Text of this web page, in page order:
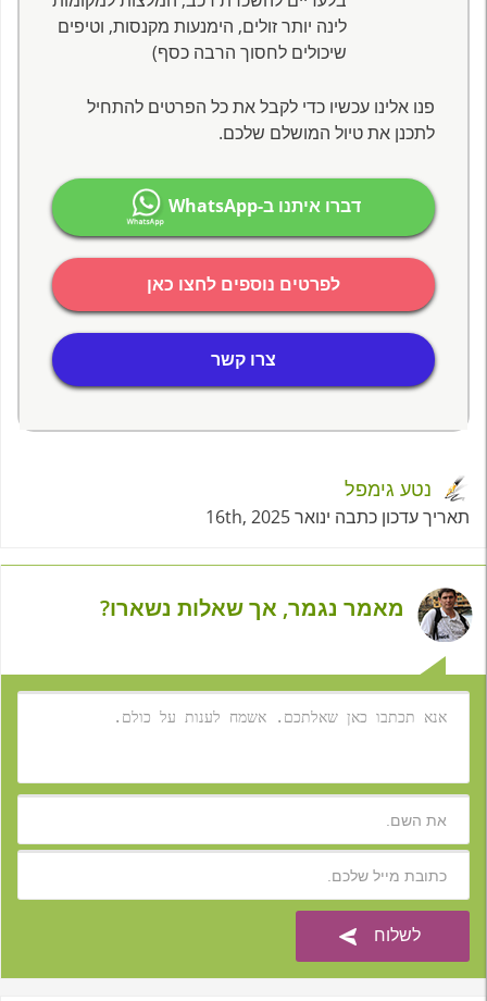
לינה יותר זולים, הימנעות מקנסות, וטיפים
שיכולים לחסוך הרבה כסף)
פנו אלינו עכשיו כדי לקבל את כל הפרטים להתחיל
לתכנן את טיול המושלם שלכם.
דברו איתנו ב-WhatsApp
לפרטים נוספים לחצו כאן
צרו קשר
נטע גימפל
תאריך עדכון כתבה ינואר 16th, 2025
מאמר נגמר, אך שאלות נשארו?